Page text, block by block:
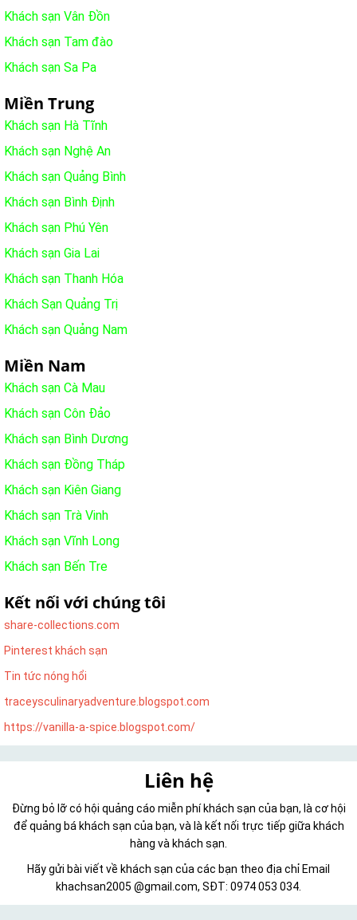
Khách sạn Vân Đồn
Khách sạn Tam đào
Khách sạn Sa Pa
Miền Trung
Khách sạn Hà Tĩnh
Khách sạn Nghệ An
Khách sạn Quảng Bình
Khách sạn Bình Định
Khách sạn Phú Yên
Khách sạn Gia Lai
Khách sạn Thanh Hóa
Khách Sạn Quảng Trị
Khách sạn Quảng Nam
Miền Nam
Khách sạn Cà Mau
Khách sạn Côn Đảo
Khách sạn Bình Dương
Khách sạn Đồng Tháp
Khách sạn Kiên Giang
Khách sạn Trà Vinh
Khách sạn Vĩnh Long
Khách sạn Bến Tre
Kết nối với chúng tôi
share-collections.com
Pinterest khách sạn
Tin tức nóng hổi
traceysculinaryadventure.blogspot.com
https://vanilla-a-spice.blogspot.com/
Liên hệ
Đừng bỏ lỡ có hội quảng cáo miễn phí khách sạn của bạn, là cơ hội
để quảng bá khách sạn của bạn, và là kết nối trực tiếp giữa khách
hàng và khách sạn.
Hãy gửi bài viết về khách sạn của các bạn theo địa chỉ Email
khachsan2005 @gmail.com, SĐT: 0974 053 034.